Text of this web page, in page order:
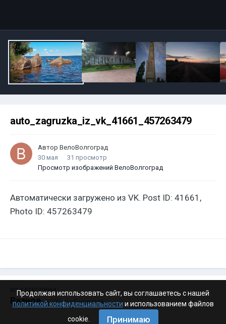
auto_zagruzka_iz_vk_41661_457263479
Автор ВелоВолгоград
30 мая
31 просмотр
Просмотр изображений ВелоВолгоград
Автоматически загружено из VK. Post ID: 41661,
Photo ID: 457263479
ИЗ КАТЕГОРИИ:
Разное · 4 199 изображений
Продолжая использовать сайт, вы соглашаетесь с нашей
политикой конфиденциальности и использованием файлов
cookie.
Принимаю